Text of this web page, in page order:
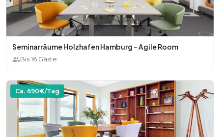
Seminarräume Holzhafen Hamburg - Agile Room
Bis16 Gäste
Ca. 690€/Tag